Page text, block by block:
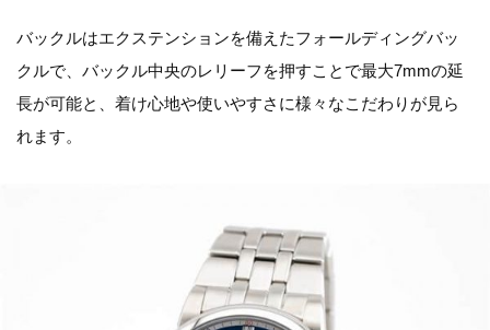
バックルはエクステンションを備えたフォールディングバッ
クルで、バックル中央のレリーフを押すことで最大7mmの延
長が可能と、着け心地や使いやすさに様々なこだわりが見ら
れます。